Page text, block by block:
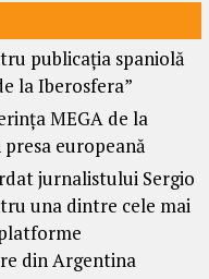
publicația spaniolă
la Iberosfera”
MEGA de la
europeană
jurnalistului Sergio
una dintre cele mai
din Argentina